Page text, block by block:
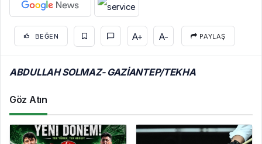
BEĞEN A+ A- PAYLAŞ
ABDULLAH SOLMAZ- GAZİANTEP/TEKHA
Göz Atın